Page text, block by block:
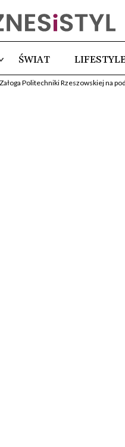
ŚWIAT
Załoga Politechniki Rzeszowskiej na